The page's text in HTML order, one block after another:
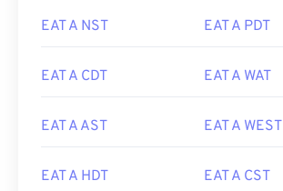
EAT A NST EAT A PDT
EAT A CDT EAT A WAT
EAT A AST EAT A WEST
EAT A HDT EAT A CST